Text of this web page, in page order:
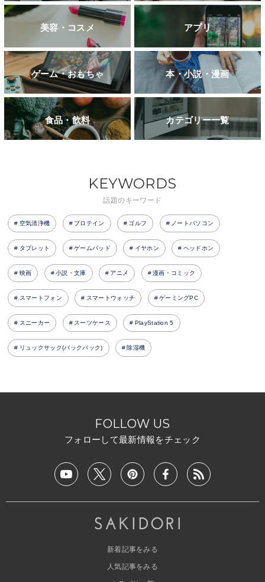
美容・コスメ アプリ
ゲーム・おもちゃ 本・小説・漫画
食品・飲料 カテゴリー一覧
KEYWORDS
話題のキーワード
空気清浄機 プロテイン ゴルフ ノートパソコン
タブレット ゲームパッド イヤホン ヘッドホン
映画 小説・文庫 アニメ 漫画・コミック
スマートフォン スマートウォッチ ゲーミングPC
スニーカー スーツケース PlayStation 5
リュックサック(バックパック) 除湿機
FOLLOW US
フォローして最新情報をチェック
新着記事をみる
人気記事をみる